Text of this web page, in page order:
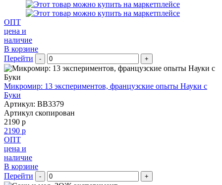
ОПТ
цена и
наличие
В корзине
Перейти
- +
Микромир: 13 экспериментов, французские опыты Науки с
Буки
Артикул: BB3379
Артикул скопирован
2190 р
2190 р
ОПТ
цена и
наличие
В корзине
Перейти
- +